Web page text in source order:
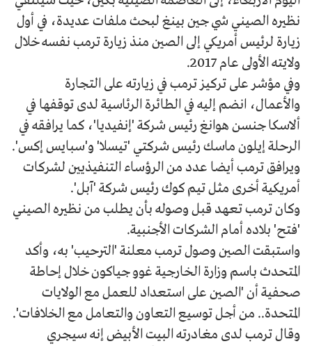
نظيره الصيني شي جين بينغ لبحث ملفات عديدة، في أول
زيارة لرئيس أمريكي إلى الصين منذ زيارة ترمب نفسه خلال
ولايته الأولى عام 2017.
وفي مؤشر على تركيز ترمب في زيارته على التجارة
والأعمال، انضم إليه في الطائرة الرئاسية لدى توقفها في
ألاسكا جنسن هوانغ رئيس شركة 'إنفيديا'، كما يرافقه في
الرحلة إيلون ماسك رئيس شركتي 'تيسلا' و'سبايس إكس'.
ويرافق ترمب أيضا عدد من الرؤساء التنفيذيين لشركات
أمريكية أخرى مثل تيم كوك رئيس شركة 'آبل'.
وكان ترمب تعهد قبل وصوله بأن يطلب من نظيره الصيني
'فتح' بلاده أمام الشركات الأجنبية.
واستبقت الصين وصول ترمب معلنة 'الترحيب' به، وأكد
المتحدث باسم وزارة الخارجية غوو جياكون خلال إحاطة
صحفية أن 'الصين على استعداد للعمل مع الولايات
المتحدة.. من أجل توسيع التعاون والتعامل مع الخلافات'.
وقال ترمب لدى مغادرته البيت الأبيض إنه سيجري